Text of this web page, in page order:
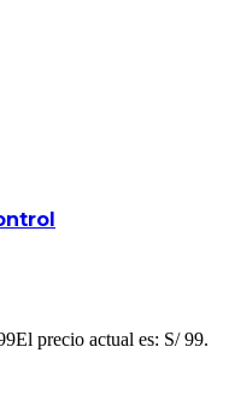
precio actual es: S/ 99.